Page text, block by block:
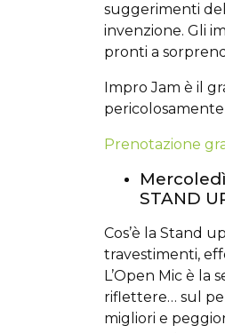
suggerimenti
invenzione. Gli
pronti a
Impro Jam è il
Prenotazione
STAND
Cos’è la Stand
travestimenti,
L’Open Mic è la
riflettere… sul
migliori e